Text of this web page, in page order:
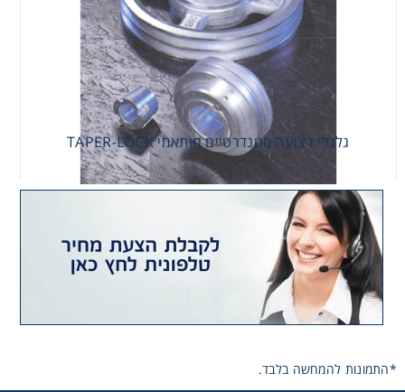
גלגלי רצועה סטנדרטיים מותאמי TAPER-LOCK
*התמונות להמחשה בלבד.
עיבוד שבבי/רכיבי אוטומציה, תבניות ושטנצים
פיקוד ובקרה
רשתות ואביזרי מסוע